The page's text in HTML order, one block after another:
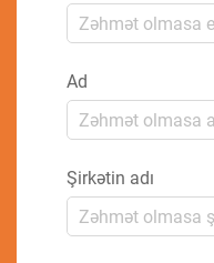
Ad
Şirkətin adı